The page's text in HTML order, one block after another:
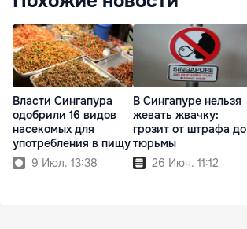
Власти Сингапура
одобрили 16 видов
насекомых для
употребления в пищу
9 Июл. 13:38
В Сингапуре нельзя
жевать жвачку:
грозит от штрафа до
тюрьмы
26 Июн. 11:12